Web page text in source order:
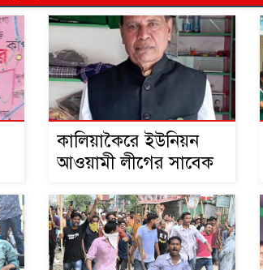
কালিয়াকৈরে ইউনিয়ন
আওয়ামী লীগের সাবেক